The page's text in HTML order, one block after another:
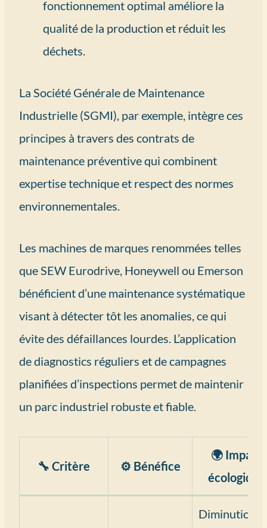
fonctionnement optimal améliore la
qualité de la production et réduit les
déchets.
La Société Générale de Maintenance
Industrielle (SGMI), par exemple, intègre ces
principes à travers des contrats de
maintenance préventive qui combinent
expertise technique et respect des normes
environnementales.
Les machines de marques renommées telles
que SEW Eurodrive, Honeywell ou Emerson
bénéficient d’une maintenance systématique
visant à détecter tôt les anomalies, ce qui
évite des défaillances lourdes. L’application
de diagnostics réguliers et de campagnes
planifiées d’inspections permet de maintenir
un parc industriel robuste et fiable.
🔧 Critère ⚙️ Bénéfice
🌍 Impact
écologique
Diminution